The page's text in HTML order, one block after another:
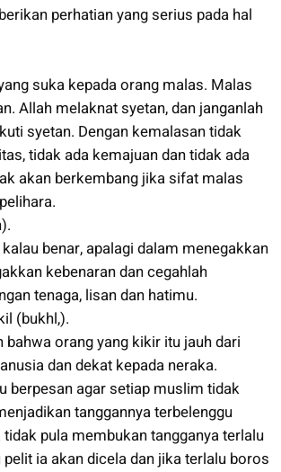
perhatian yang serius pada hal
suka kepada orang malas. Malas
Allah melaknat syetan, dan janganlah
syetan. Dengan kemalasan tidak
tidak ada kemajuan dan tidak ada
akan berkembang jika sifat malas
benar, apalagi dalam menegakkan
kebenaran dan cegahlah
tenaga, lisan dan hatimu.
(bukhl,).
bahwa orang yang kikir itu jauh dari
dan dekat kepada neraka.
berpesan agar setiap muslim tidak
tanggannya terbelenggu
pula membukan tangganya terlalu
pelit ia akan dicela dan jika terlalu boros